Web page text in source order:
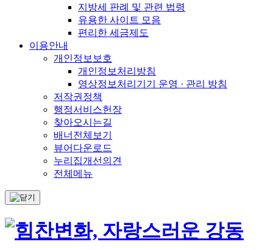
지방세 판례 및 관련 법령
유용한 사이트 모음
편리한 세금제도
이용안내
개인정보보호
개인정보처리방침
영상정보처리기기 운영 · 관리 방침
저작권정책
행정서비스헌장
찾아오시는길
배너전체보기
뷰어다운로드
누리집개선의견
전체메뉴